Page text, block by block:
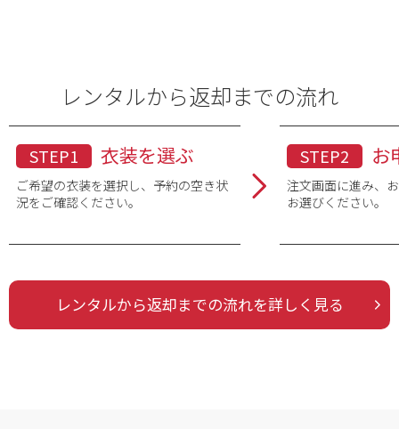
レンタルから返却までの流れ
STEP1 衣装を選ぶ
ご希望の衣装を選択し、予約の空き状
況をご確認ください。
STEP2 お
注文画面に進み、
お選びください。
レンタルから返却までの流れを詳しく見る